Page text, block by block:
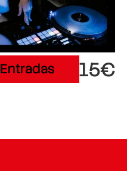
Entradas 15€